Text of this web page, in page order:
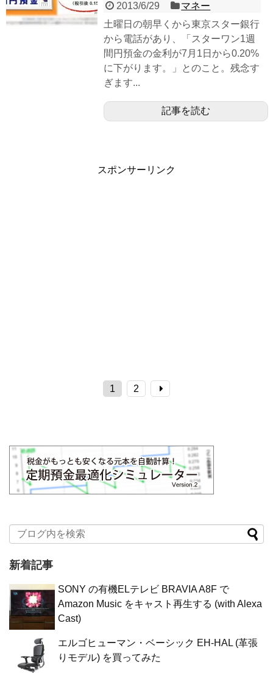
2013/6/29
マネー
土曜日の朝早くから東京スター銀行
から電話があり、「スターワン1週
間円預金の金利が7月1日から0.20%
に下がります。」とのこと。残念す
ぎます...
記事を読む
スポンサーリンク
1 2
新着記事
SONY の有機ELテレビ BRAVIA A8F で
Amazon Music をキャスト再生する (with Alexa
Cast)
エルゴヒューマン・ベーシック EH-HAL (革張
りモデル) を買ってみた